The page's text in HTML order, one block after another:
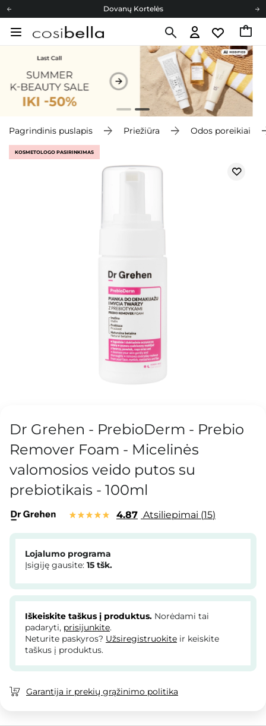
Dovanų Kortelės
Cosibella lojalumo programa
Dovanų Kortelės
Pagrindinis puslapis Priežiūra Odos poreikiai
KOSMETOLOGO PASIRINKIMAS
Dr Grehen - PrebioDerm - Prebio
Remover Foam - Micelinės
valomosios veido putos su
prebiotikais - 100ml
4.87 Atsiliepimai 15
Lojalumo programa
Įsigiję gausite: 15 tšk.
Iškeiskite taškus į produktus. Norėdami tai
padaryti, prisijunkite.
Neturite paskyros? Užsiregistruokite ir keiskite
taškus į produktus.
Garantija ir prekių grąžinimo politika